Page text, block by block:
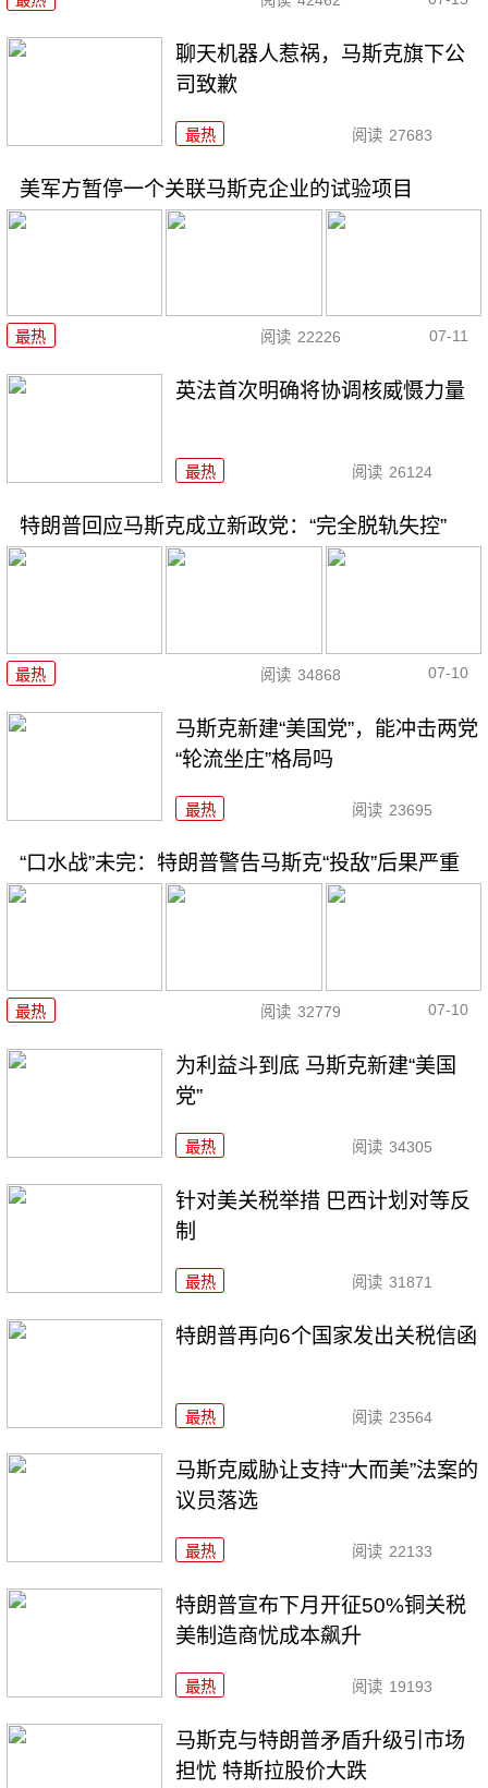
聊天机器人惹祸，马斯克旗下公
司致歉
最热 阅读 27683
美军方暂停一个关联马斯克企业的试验项目
最热 阅读 22226 07-11
英法首次明确将协调核威慑力量
最热 阅读 26124
特朗普回应马斯克成立新政党：“完全脱轨失控”
最热 阅读 34868 07-10
马斯克新建“美国党”，能冲击两党
“轮流坐庄”格局吗
最热 阅读 23695
“口水战”未完：特朗普警告马斯克“投敌”后果严重
最热 阅读 32779 07-10
为利益斗到底 马斯克新建“美国
党”
最热 阅读 34305
针对美关税举措 巴西计划对等反
制
最热 阅读 31871
特朗普再向6个国家发出关税信函
最热 阅读 23564
马斯克威胁让支持“大而美”法案的
议员落选
最热 阅读 22133
特朗普宣布下月开征50%铜关税
美制造商忧成本飙升
最热 阅读 19193
马斯克与特朗普矛盾升级引市场
担忧 特斯拉股价大跌